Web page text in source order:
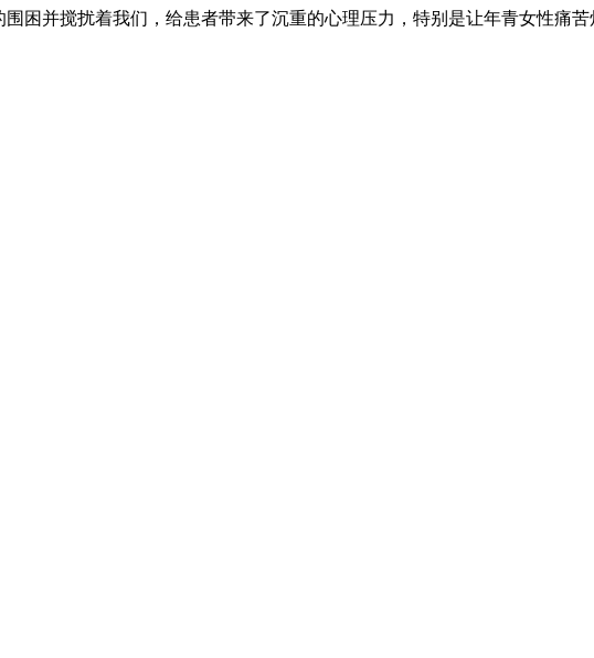
困并搅扰着我们，给患者带来了沉重的心理压力，特别是让年青女性痛